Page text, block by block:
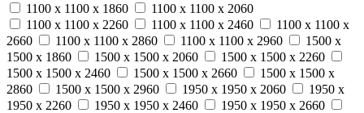
1100 х 1100 х 1860
1100 х 1100 х 2060
1100 х 1100 х 2260
1100 х 1100 х 2460
1100 х 1100 х
2660
1100 х 1100 х 2860 1100 х 1100 х 2960
1500 х
1500 х 1860
1500 х 1500 х 2060
1500 х 1500 х 2260
1500 х 1500 х 2460
1500 х 1500 х 2660
1500 х 1500 х
2860
1500 х 1500 х 2960 1950 х 1950 х 2060
1950 х
1950 х 2260
1950 х 1950 х 2460
1950 х 1950 х 2660